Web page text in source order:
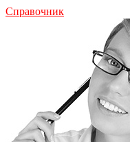
Справочник